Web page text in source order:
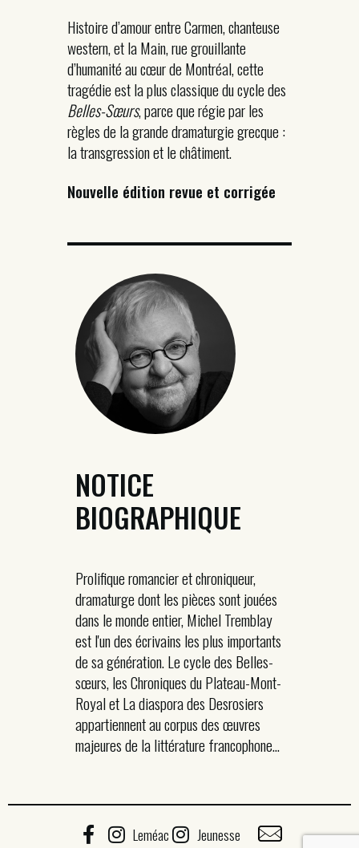
Histoire d’amour entre Carmen, chanteuse
western, et la Main, rue grouillante
d’humanité au cœur de Montréal, cette
tragédie est la plus classique du cycle des
Belles-Sœurs, parce que régie par les
règles de la grande dramaturgie grecque :
la transgression et le châtiment.
Nouvelle édition revue et corrigée
NOTICE
BIOGRAPHIQUE
Prolifique romancier et chroniqueur,
dramaturge dont les pièces sont jouées
dans le monde entier, Michel Tremblay
est l'un des écrivains les plus importants
de sa génération. Le cycle des Belles-
sœurs, les Chroniques du Plateau-Mont-
Royal et La diaspora des Desrosiers
appartiennent au corpus des œuvres
majeures de la littérature francophone...
Leméac Jeunesse